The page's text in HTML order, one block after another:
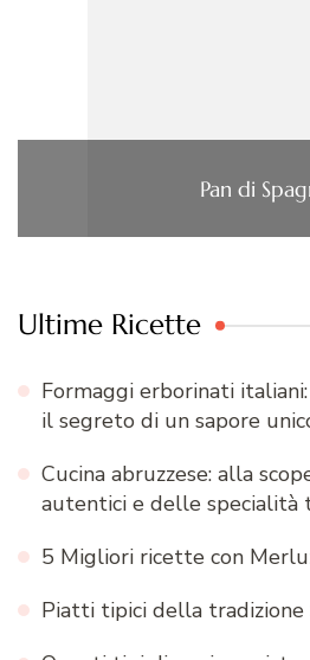
Pan di
Ultime Ricette
Formaggi erborinati
il segreto di un sapore
Cucina abruzzese: alla
autentici e delle specialità
5 Migliori ricette con
Piatti tipici della tradizione